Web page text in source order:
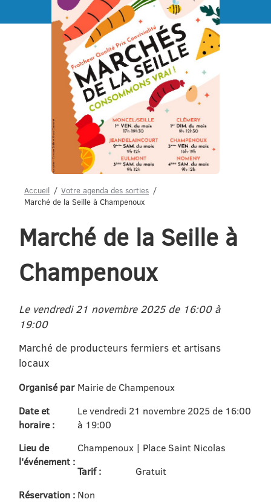
Menu
Accueil
Votre agenda des sorties
Marché de la Seille à Champenoux
Marché de la Seille à
Champenoux
Le vendredi 21 novembre 2025 de 16:00 à
19:00
Marché de producteurs fermiers et artisans
locaux
Organisé par Mairie de Champenoux
Date et
horaire :
Le vendredi 21 novembre 2025 de 16:00
à 19:00
Lieu de
l'événement :
Champenoux | Place Saint Nicolas
Tarif :
Gratuit
Réservation : Non